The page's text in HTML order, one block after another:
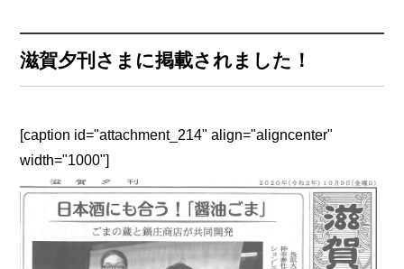
滋賀夕刊さまに掲載されました！
[caption id="attachment_214" align="aligncenter"
width="1000"]